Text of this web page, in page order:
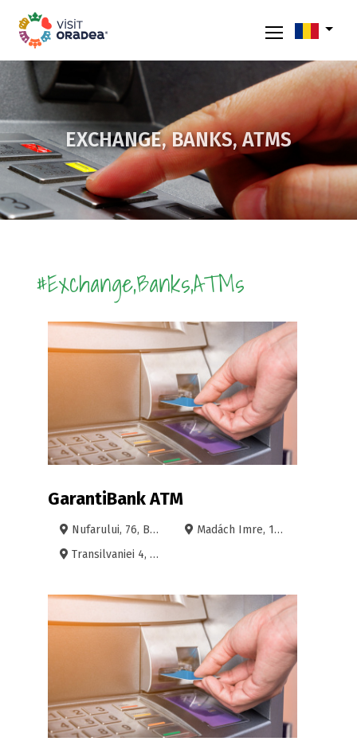
EXCHANGE, BANKS, ATMS
#Exchange,Banks,ATMs
GarantiBank ATM
Nufarului, 76, Bl An 76, Oradea
Madách Imre, 1-5, Oradea
Transilvaniei 4, Oradea